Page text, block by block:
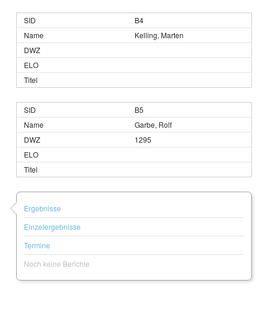
B4
Kelling, Marten
B5
Garbe, Rolf
1295
Ergebnisse
Einzelergebnisse
Termine
Noch keine Berichte